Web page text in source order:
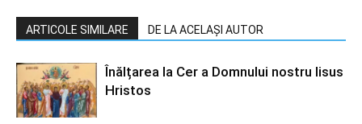
ARTICOLE SIMILARE DE LA ACELAȘI AUTOR
Înălțarea la Cer a Domnului nostru Iisus
Hristos